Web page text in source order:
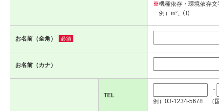
※機種依存・環境依存
例）m²、⑴
お名前（全角） 必須
お名前（カナ）
TEL
-
例）03-1234-5678 （